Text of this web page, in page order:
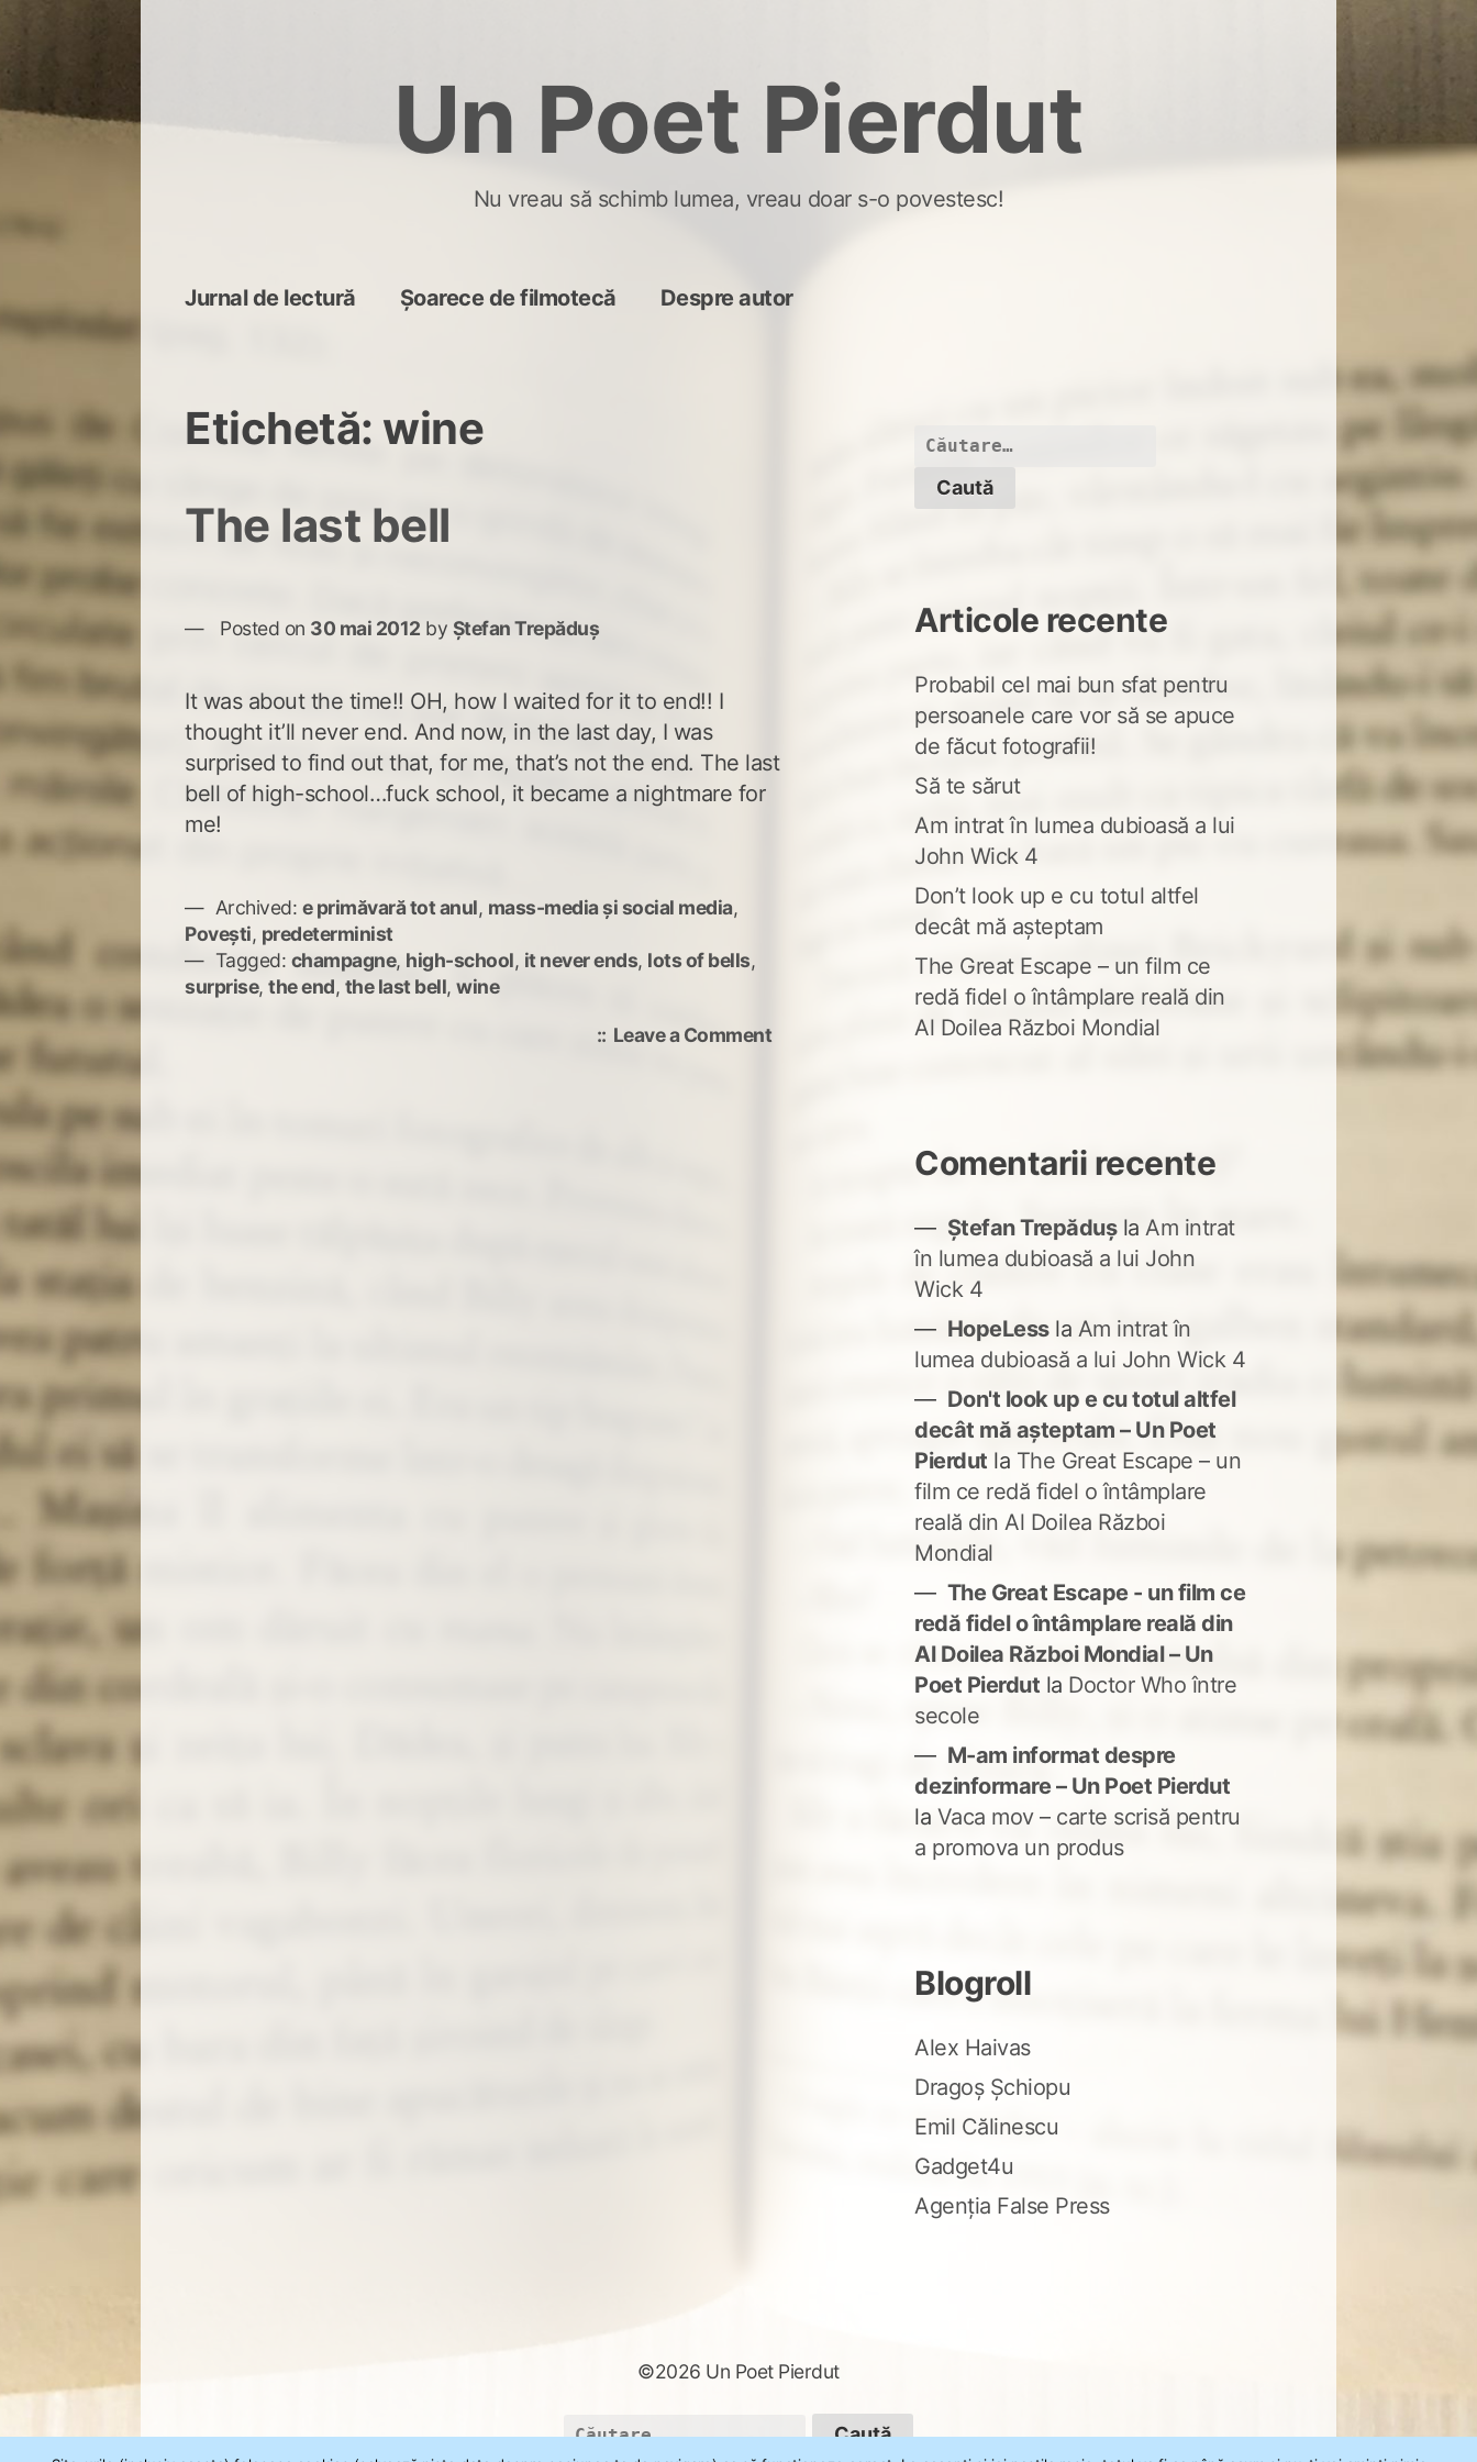
Un Poet Pierdut
Nu vreau să schimb lumea, vreau doar s-o povestesc!
Jurnal de lectură Șoarece de filmotecă Despre autor
Etichetă: wine
The last bell
Posted on 30 mai 2012 by Ștefan Trepăduș
It was about the time!! OH, how I waited for it to end!! I
thought it’ll never end. And now, in the last day, I was
surprised to find out that, for me, that’s not the end. The last
bell of high-school…fuck school, it became a nightmare for
me!
Archived: e primăvară tot anul, mass-media și social media,
Povești, predeterminist
Tagged: champagne, high-school, it never ends, lots of bells,
surprise,the end, the last bell,wine
Leave a Commenton
Caută
Articole recente
Probabil cel mai bun sfat pentru
persoanele care vor să se apuce
de făcut fotografii!
Să te sărut
Am intrat în lumea dubioasă a lui
John Wick 4
Don’t look up e cu totul altfel
decât mă așteptam
The Great Escape – un film ce
redă fidel o întâmplare reală din
Al Doilea Război Mondial
Comentarii recente
Ștefan Trepădușla Am intrat
în lumea dubioasă a lui John
Wick 4
HopeLessla Am intrat în
lumea dubioasă a lui John Wick 4
Don't look up e cu totul altfel
decât mă așteptam – Un Poet
Pierdut la The Great Escape – un
film ce redă fidel o întâmplare
reală din Al Doilea Război
Mondial
The Great Escape - un film ce
redă fidel o întâmplare reală din
Al Doilea Război Mondial – Un
Poet Pierdut la Doctor Who între
secole
M-am informat despre
dezinformare – Un Poet Pierdut
la Vaca mov – carte scrisă pentru
a promova un produs
Blogroll
Alex Haivas
Dragoș Șchiopu
Emil Călinescu
Gadget4u
Agenția False Press
©2026 Un Poet Pierdut
Caută